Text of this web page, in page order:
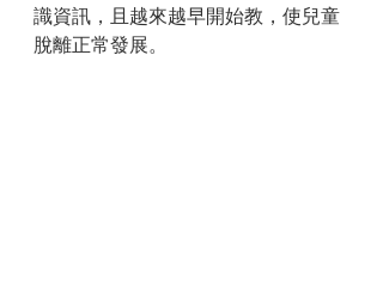
識資訊，且越來越早開始教，使兒童
脫離正常發展。